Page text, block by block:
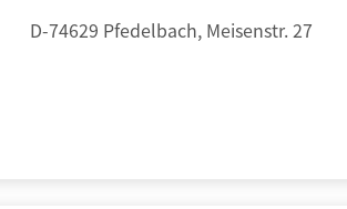
D-74629 Pfedelbach, Meisenstr. 27